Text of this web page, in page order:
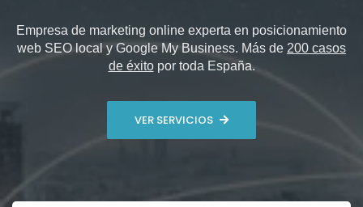
Empresa de marketing online experta en posicionamiento
web SEO local y Google My Business. Más de 200 casos
de éxitopor toda España.
VER SERVICIOS